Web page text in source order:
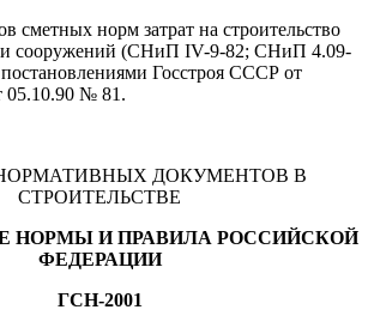
норм затрат на строительство
и сооружений (СНиП IV-9-82; СНиП 4.09-
Госстроя СССР от
05.10.90 № 81.
ДОКУМЕНТОВ В
СТРОИТЕЛЬСТВЕ
НОРМЫ И ПРАВИЛА РОССИЙСКОЙ
ФЕДЕРАЦИИ
ГСН-2001